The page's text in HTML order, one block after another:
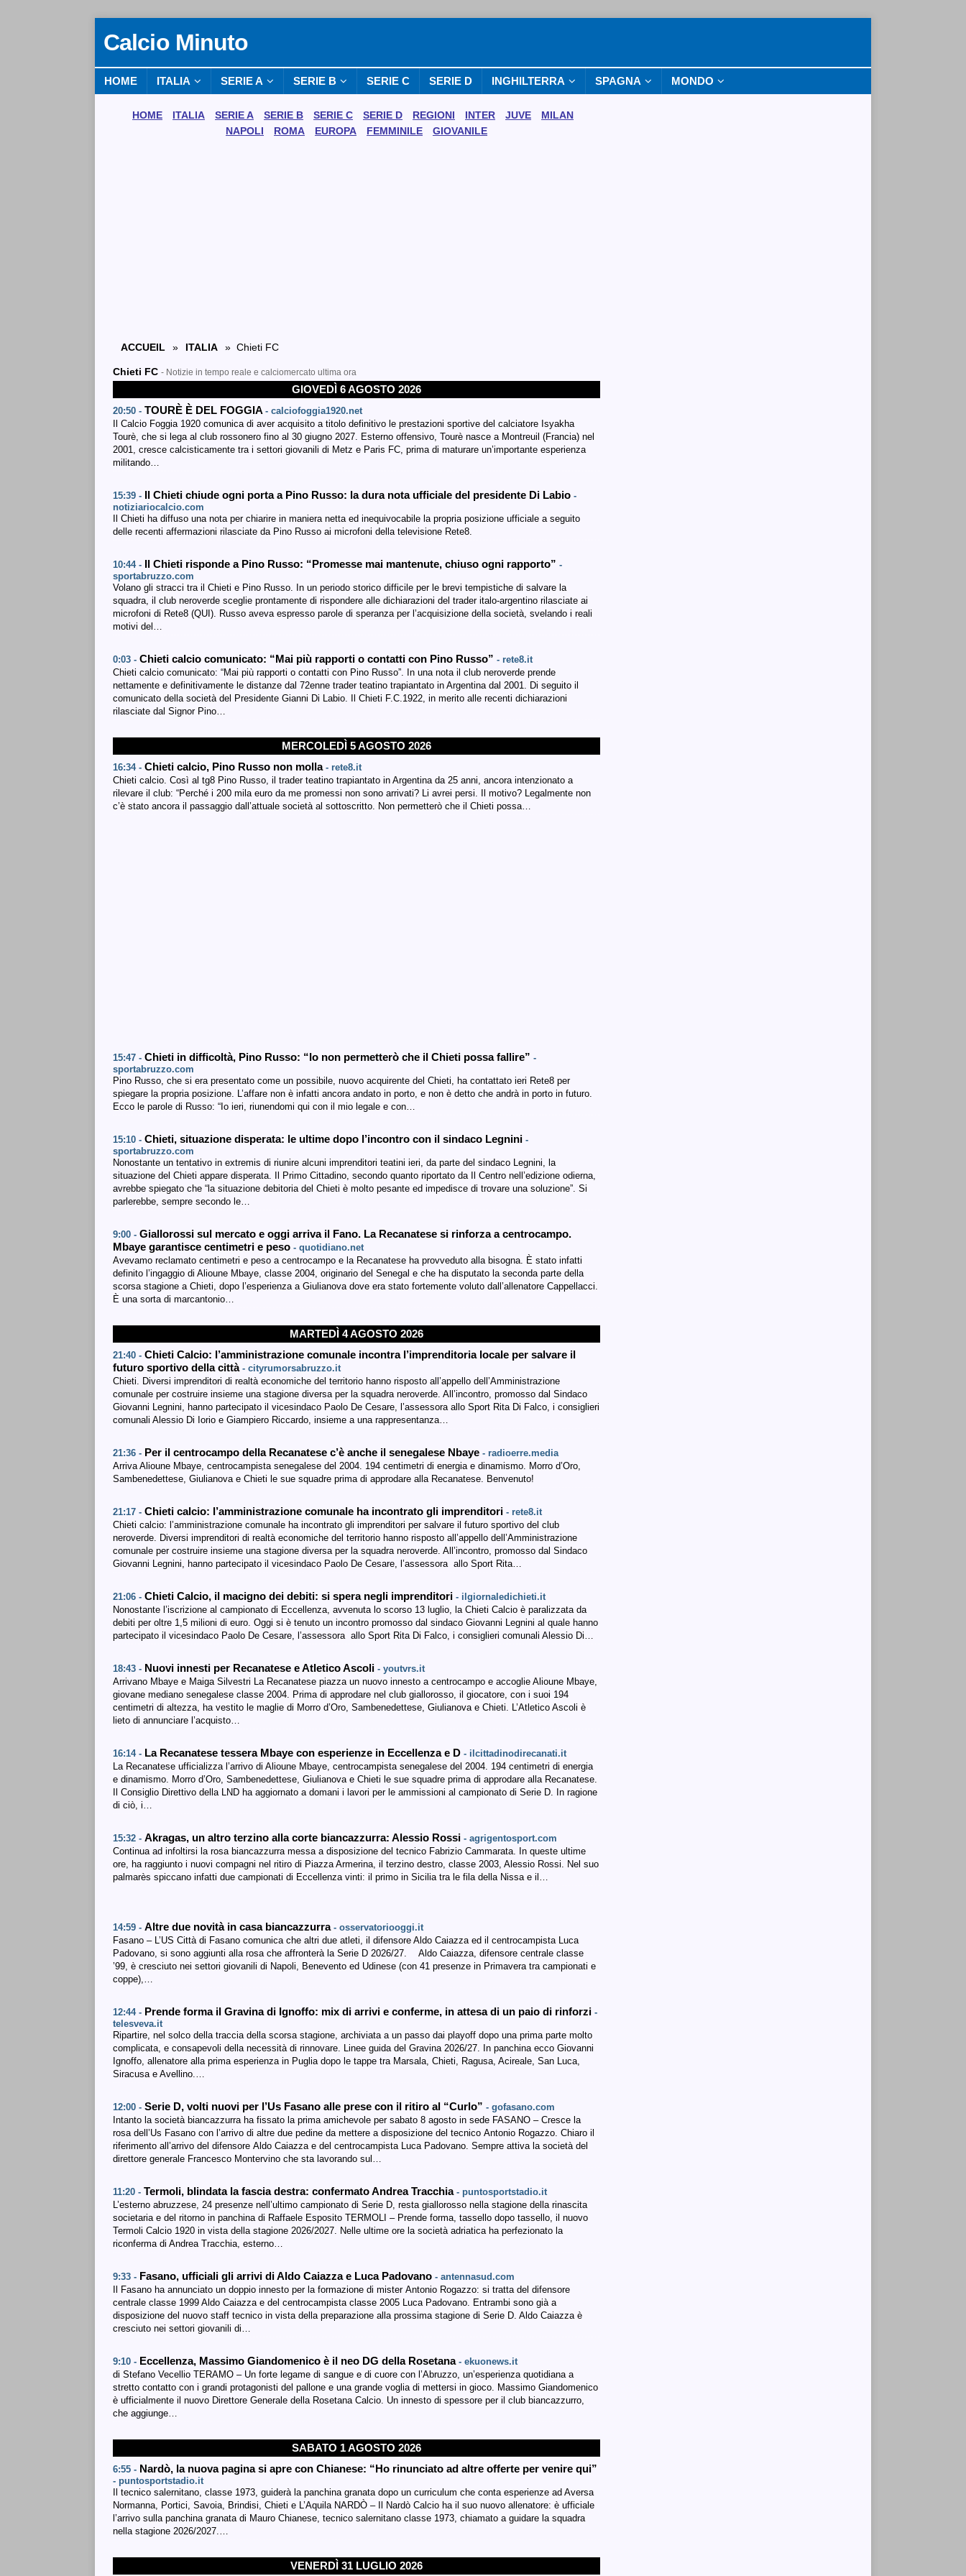
Calcio Minuto
HOME ITALIA SERIE A SERIE B SERIE C SERIE D INGHILTERRA SPAGNA MONDO
HOME ITALIA SERIE A SERIE B SERIE C SERIE D REGIONI INTER JUVE
MILAN
NAPOLI
ROMA EUROPA FEMMINILE GIOVANILE
ACCUEIL » ITALIA » Chieti FC
Chieti FC - Notizie in tempo reale e calciomercato ultima ora
GIOVEDÌ 6 AGOSTO 2026
20:50 - TOURÈ È DEL FOGGIA - calciofoggia1920.net
Il Calcio Foggia 1920 comunica di aver acquisito a titolo definitivo le prestazioni sportive del calciatore Isyakha
Tourè, che si lega al club rossonero fino al 30 giugno 2027. Esterno offensivo, Tourè nasce a Montreuil (Francia) nel
2001, cresce calcisticamente tra i settori giovanili di Metz e Paris FC, prima di maturare un’importante esperienza
militando…
15:39 - Il Chieti chiude ogni porta a Pino Russo: la dura nota ufficiale del presidente Di Labio -
notiziariocalcio.com
Il Chieti ha diffuso una nota per chiarire in maniera netta ed inequivocabile la propria posizione ufficiale a seguito
delle recenti affermazioni rilasciate da Pino Russo ai microfoni della televisione Rete8.
10:44 - Il Chieti risponde a Pino Russo: “Promesse mai mantenute, chiuso ogni rapporto” -
sportabruzzo.com
Volano gli stracci tra il Chieti e Pino Russo. In un periodo storico difficile per le brevi tempistiche di salvare la
squadra, il club neroverde sceglie prontamente di rispondere alle dichiarazioni del trader italo-argentino rilasciate ai
microfoni di Rete8 (QUI). Russo aveva espresso parole di speranza per l’acquisizione della società, svelando i reali
motivi del…
0:03 - Chieti calcio comunicato: “Mai più rapporti o contatti con Pino Russo” - rete8.it
Chieti calcio comunicato: “Mai più rapporti o contatti con Pino Russo”. In una nota il club neroverde prende
nettamente e definitivamente le distanze dal 72enne trader teatino trapiantato in Argentina dal 2001. Di seguito il
comunicato della società del Presidente Gianni Di Labio. Il Chieti F.C.1922, in merito alle recenti dichiarazioni
rilasciate dal Signor Pino…
MERCOLEDÌ 5 AGOSTO 2026
16:34 - Chieti calcio, Pino Russo non molla - rete8.it
Chieti calcio. Così al tg8 Pino Russo, il trader teatino trapiantato in Argentina da 25 anni, ancora intenzionato a
rilevare il club: “Perché i 200 mila euro da me promessi non sono arrivati? Li avrei persi. Il motivo? Legalmente non
c’è stato ancora il passaggio dall’attuale società al sottoscritto. Non permetterò che il Chieti possa…
15:47 - Chieti in difficoltà, Pino Russo: “Io non permetterò che il Chieti possa fallire” -
sportabruzzo.com
Pino Russo, che si era presentato come un possibile, nuovo acquirente del Chieti, ha contattato ieri Rete8 per
spiegare la propria posizione. L’affare non è infatti ancora andato in porto, e non è detto che andrà in porto in futuro.
Ecco le parole di Russo: “Io ieri, riunendomi qui con il mio legale e con…
15:10 - Chieti, situazione disperata: le ultime dopo l’incontro con il sindaco Legnini -
sportabruzzo.com
Nonostante un tentativo in extremis di riunire alcuni imprenditori teatini ieri, da parte del sindaco Legnini, la
situazione del Chieti appare disperata. Il Primo Cittadino, secondo quanto riportato da Il Centro nell’edizione odierna,
avrebbe spiegato che “la situazione debitoria del Chieti è molto pesante ed impedisce di trovare una soluzione”. Si
parlerebbe, sempre secondo le…
9:00 - Giallorossi sul mercato e oggi arriva il Fano. La Recanatese si rinforza a centrocampo.
Mbaye garantisce centimetri e peso - quotidiano.net
Avevamo reclamato centimetri e peso a centrocampo e la Recanatese ha provveduto alla bisogna. È stato infatti
definito l’ingaggio di Alioune Mbaye, classe 2004, originario del Senegal e che ha disputato la seconda parte della
scorsa stagione a Chieti, dopo l’esperienza a Giulianova dove era stato fortemente voluto dall’allenatore Cappellacci.
È una sorta di marcantonio…
MARTEDÌ 4 AGOSTO 2026
21:40 - Chieti Calcio: l’amministrazione comunale incontra l’imprenditoria locale per salvare il
futuro sportivo della città - cityrumorsabruzzo.it
Chieti. Diversi imprenditori di realtà economiche del territorio hanno risposto all’appello dell’Amministrazione
comunale per costruire insieme una stagione diversa per la squadra neroverde. All’incontro, promosso dal Sindaco
Giovanni Legnini, hanno partecipato il vicesindaco Paolo De Cesare, l’assessora allo Sport Rita Di Falco, i consiglieri
comunali Alessio Di Iorio e Giampiero Riccardo, insieme a una rappresentanza…
21:36 - Per il centrocampo della Recanatese c’è anche il senegalese Nbaye - radioerre.media
Arriva Alioune Mbaye, centrocampista senegalese del 2004. 194 centimetri di energia e dinamismo. Morro d’Oro,
Sambenedettese, Giulianova e Chieti le sue squadre prima di approdare alla Recanatese. Benvenuto!
21:17 - Chieti calcio: l’amministrazione comunale ha incontrato gli imprenditori - rete8.it
Chieti calcio: l’amministrazione comunale ha incontrato gli imprenditori per salvare il futuro sportivo del club
neroverde. Diversi imprenditori di realtà economiche del territorio hanno risposto all’appello dell’Amministrazione
comunale per costruire insieme una stagione diversa per la squadra neroverde. All’incontro, promosso dal Sindaco
Giovanni Legnini, hanno partecipato il vicesindaco Paolo De Cesare, l’assessora allo Sport Rita…
21:06 - Chieti Calcio, il macigno dei debiti: si spera negli imprenditori - ilgiornaledichieti.it
Nonostante l’iscrizione al campionato di Eccellenza, avvenuta lo scorso 13 luglio, la Chieti Calcio è paralizzata da
debiti per oltre 1,5 milioni di euro. Oggi si è tenuto un incontro promosso dal sindaco Giovanni Legnini al quale hanno
partecipato il vicesindaco Paolo De Cesare, l’assessora allo Sport Rita Di Falco, i consiglieri comunali Alessio Di…
18:43 - Nuovi innesti per Recanatese e Atletico Ascoli - youtvrs.it
Arrivano Mbaye e Maiga Silvestri La Recanatese piazza un nuovo innesto a centrocampo e accoglie Alioune Mbaye,
giovane mediano senegalese classe 2004. Prima di approdare nel club giallorosso, il giocatore, con i suoi 194
centimetri di altezza, ha vestito le maglie di Morro d’Oro, Sambenedettese, Giulianova e Chieti. L’Atletico Ascoli è
lieto di annunciare l’acquisto…
16:14 - La Recanatese tessera Mbaye con esperienze in Eccellenza e D - ilcittadinodirecanati.it
La Recanatese ufficializza l’arrivo di Alioune Mbaye, centrocampista senegalese del 2004. 194 centimetri di energia
e dinamismo. Morro d’Oro, Sambenedettese, Giulianova e Chieti le sue squadre prima di approdare alla Recanatese.
Il Consiglio Direttivo della LND ha aggiornato a domani i lavori per le ammissioni al campionato di Serie D. In ragione
di ciò, i…
15:32 - Akragas, un altro terzino alla corte biancazzurra: Alessio Rossi - agrigentosport.com
Continua ad infoltirsi la rosa biancazzurra messa a disposizione del tecnico Fabrizio Cammarata. In queste ultime
ore, ha raggiunto i nuovi compagni nel ritiro di Piazza Armerina, il terzino destro, classe 2003, Alessio Rossi. Nel suo
palmarès spiccano infatti due campionati di Eccellenza vinti: il primo in Sicilia tra le fila della Nissa e il…
14:59 - Altre due novità in casa biancazzurra - osservatoriooggi.it
Fasano – L’US Città di Fasano comunica che altri due atleti, il difensore Aldo Caiazza ed il centrocampista Luca
Padovano, si sono aggiunti alla rosa che affronterà la Serie D 2026/27. Aldo Caiazza, difensore centrale classe
’99, è cresciuto nei settori giovanili di Napoli, Benevento ed Udinese (con 41 presenze in Primavera tra campionati e
coppe),…
12:44 - Prende forma il Gravina di Ignoffo: mix di arrivi e conferme, in attesa di un paio di rinforzi -
telesveva.it
Ripartire, nel solco della traccia della scorsa stagione, archiviata a un passo dai playoff dopo una prima parte molto
complicata, e consapevoli della necessità di rinnovare. Linee guida del Gravina 2026/27. In panchina ecco Giovanni
Ignoffo, allenatore alla prima esperienza in Puglia dopo le tappe tra Marsala, Chieti, Ragusa, Acireale, San Luca,
Siracusa e Avellino.…
12:00 - Serie D, volti nuovi per l’Us Fasano alle prese con il ritiro al “Curlo” - gofasano.com
Intanto la società biancazzurra ha fissato la prima amichevole per sabato 8 agosto in sede FASANO – Cresce la
rosa dell’Us Fasano con l’arrivo di altre due pedine da mettere a disposizione del tecnico Antonio Rogazzo. Chiaro il
riferimento all’arrivo del difensore Aldo Caiazza e del centrocampista Luca Padovano. Sempre attiva la società del
direttore generale Francesco Montervino che sta lavorando sul…
11:20 - Termoli, blindata la fascia destra: confermato Andrea Tracchia - puntosportstadio.it
L’esterno abruzzese, 24 presenze nell’ultimo campionato di Serie D, resta giallorosso nella stagione della rinascita
societaria e del ritorno in panchina di Raffaele Esposito TERMOLI – Prende forma, tassello dopo tassello, il nuovo
Termoli Calcio 1920 in vista della stagione 2026/2027. Nelle ultime ore la società adriatica ha perfezionato la
riconferma di Andrea Tracchia, esterno…
9:33 - Fasano, ufficiali gli arrivi di Aldo Caiazza e Luca Padovano - antennasud.com
Il Fasano ha annunciato un doppio innesto per la formazione di mister Antonio Rogazzo: si tratta del difensore
centrale classe 1999 Aldo Caiazza e del centrocampista classe 2005 Luca Padovano. Entrambi sono già a
disposizione del nuovo staff tecnico in vista della preparazione alla prossima stagione di Serie D. Aldo Caiazza è
cresciuto nei settori giovanili di…
9:10 - Eccellenza, Massimo Giandomenico è il neo DG della Rosetana - ekuonews.it
di Stefano Vecellio TERAMO – Un forte legame di sangue e di cuore con l’Abruzzo, un’esperienza quotidiana a
stretto contatto con i grandi protagonisti del pallone e una grande voglia di mettersi in gioco. Massimo Giandomenico
è ufficialmente il nuovo Direttore Generale della Rosetana Calcio. Un innesto di spessore per il club biancazzurro,
che aggiunge…
SABATO 1 AGOSTO 2026
6:55 - Nardò, la nuova pagina si apre con Chianese: “Ho rinunciato ad altre offerte per venire qui”
- puntosportstadio.it
Il tecnico salernitano, classe 1973, guiderà la panchina granata dopo un curriculum che conta esperienze ad Aversa
Normanna, Portici, Savoia, Brindisi, Chieti e L’Aquila NARDÒ – Il Nardò Calcio ha il suo nuovo allenatore: è ufficiale
l’arrivo sulla panchina granata di Mauro Chianese, tecnico salernitano classe 1973, chiamato a guidare la squadra
nella stagione 2026/2027.…
VENERDÌ 31 LUGLIO 2026